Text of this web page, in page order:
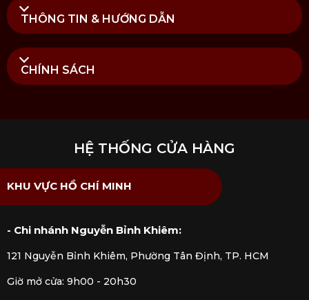
THÔNG TIN & HƯỚNG DẪN
CHÍNH SÁCH
HỆ THỐNG CỬA HÀNG
KHU VỰC HỒ CHÍ MINH
- Chi nhánh Nguyễn Bỉnh Khiêm:
121 Nguyễn Bỉnh Khiêm, Phường Tân Định, TP. HCM
Giờ mở cửa: 9h00 - 20h30